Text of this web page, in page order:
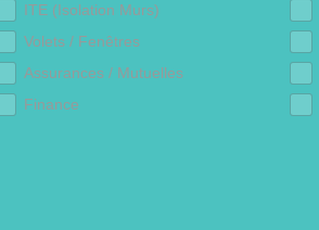
ITE (Isolation Murs)
Volets / Fenêtres
Assurances / Mutuelles
Finance